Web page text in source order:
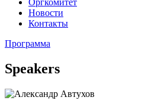
Новости
Контакты
Программа
Speakers